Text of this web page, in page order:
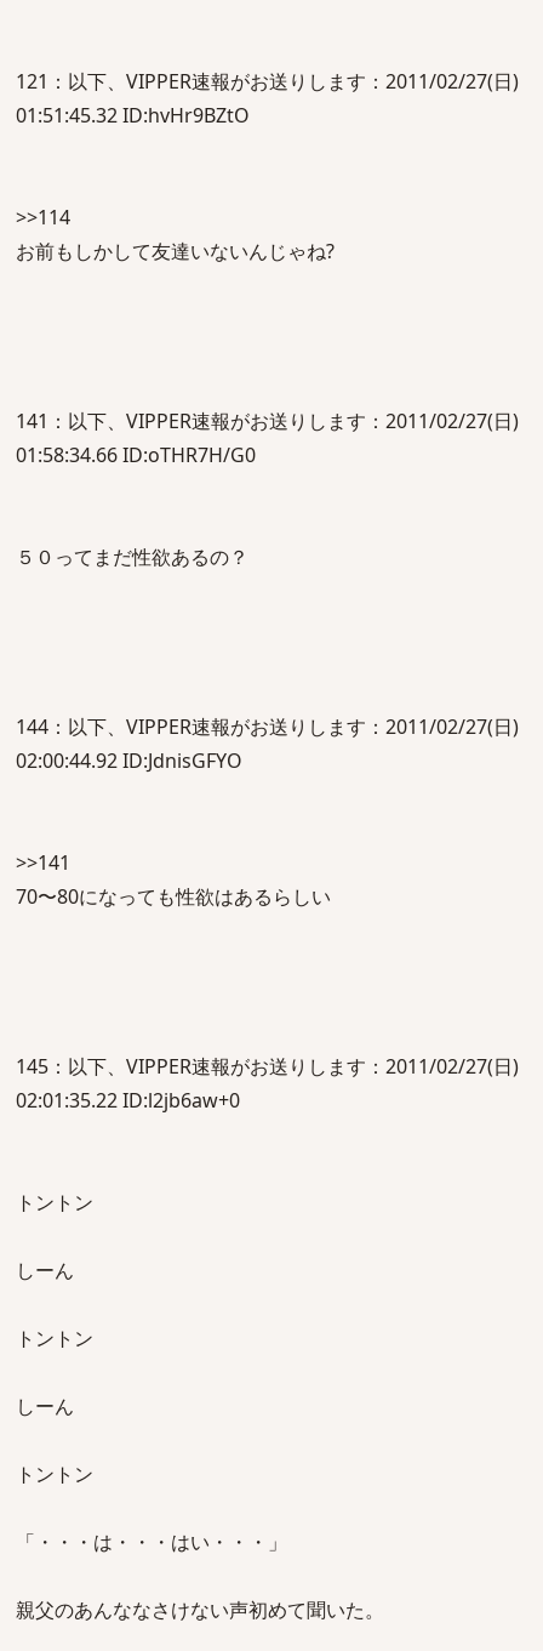
121：以下、VIPPER速報がお送りします：2011/02/27(日)
01:51:45.32 ID:hvHr9BZtO
>>114
お前もしかして友達いないんじゃね?
141：以下、VIPPER速報がお送りします：2011/02/27(日)
01:58:34.66 ID:oTHR7H/G0
５０ってまだ性欲あるの？
144：以下、VIPPER速報がお送りします：2011/02/27(日)
02:00:44.92 ID:JdnisGFYO
>>141
70〜80になっても性欲はあるらしい
145：以下、VIPPER速報がお送りします：2011/02/27(日)
02:01:35.22 ID:l2jb6aw+0
トントン
しーん
トントン
しーん
トントン
「・・・は・・・はい・・・」
親父のあんななさけない声初めて聞いた。